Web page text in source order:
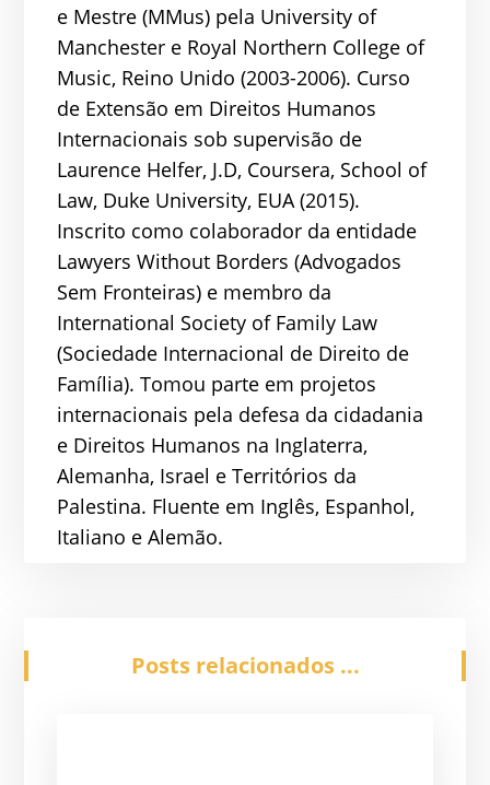
e Mestre (MMus) pela University of
Manchester e Royal Northern College of
Music, Reino Unido (2003-2006). Curso
de Extensão em Direitos Humanos
Internacionais sob supervisão de
Laurence Helfer, J.D, Coursera, School of
Law, Duke University, EUA (2015).
Inscrito como colaborador da entidade
Lawyers Without Borders (Advogados
Sem Fronteiras) e membro da
International Society of Family Law
(Sociedade Internacional de Direito de
Família). Tomou parte em projetos
internacionais pela defesa da cidadania
e Direitos Humanos na Inglaterra,
Alemanha, Israel e Territórios da
Palestina. Fluente em Inglês, Espanhol,
Italiano e Alemão.
Posts relacionados ...